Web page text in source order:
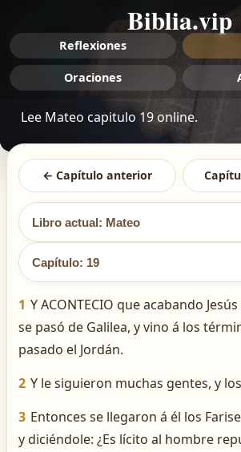
Biblia.vip
Reflexiones
Oraciones
Lee Mateo capitulo 19 online.
← Capítulo anterior
Libro actual: Mateo
Capítulo: 19
1 Y ACONTECIO que acabando
se pasó de Galilea, y vino á los
pasado el Jordán.
2 Y le siguieron muchas gentes, y
3 Entonces se llegaron á él los
y diciéndole: ¿Es lícito al hombre